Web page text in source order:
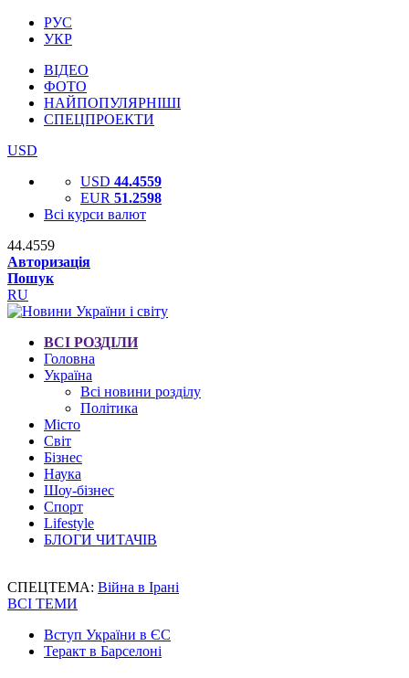
РУС
УКР
ВІДЕО
ФОТО
НАЙПОПУЛЯРНІШІ
СПЕЦПРОЕКТИ
USD
USD 44.4559
EUR 51.2598
Всі курси валют
44.4559
Авторизація
Пошук
RU
ВСІ РОЗДІЛИ
Головна
Україна
Всі новини розділу
Політика
Місто
Світ
Бізнес
Наука
Шоу-бізнес
Спорт
Lifestyle
БЛОГИ ЧИТАЧІВ
СПЕЦТЕМА: Війна в Ірані
ВСІ ТЕМИ
Вступ України в ЄС
Теракт в Барселоні